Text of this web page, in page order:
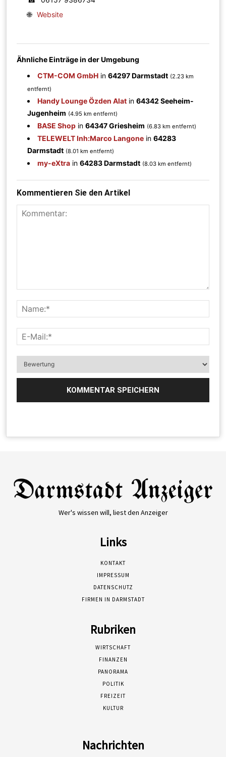
🌐 Website
Ähnliche Einträge in der Umgebung
CTM-COM GmbH in64297 Darmstadt (2.23 km
entfernt)
Handy Lounge Özden Alat in64342 Seeheim-
Jugenheim (4.95 km entfernt)
BASE Shop in64347 Griesheim (6.83 km entfernt)
TELEWELT Inh:Marco Langone in64283
Darmstadt (8.01 km entfernt)
my-eXtra in64283 Darmstadt (8.03 km entfernt)
Kommentieren Sie den Artikel
Wer's wissen will, liest den Anzeiger
Links
KONTAKT
IMPRESSUM
DATENSCHUTZ
FIRMEN IN DARMSTADT
Rubriken
WIRTSCHAFT
FINANZEN
PANORAMA
POLITIK
FREIZEIT
KULTUR
Nachrichten